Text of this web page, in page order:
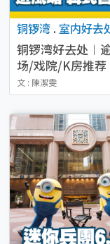
铜锣湾 . 室内好去
铜锣湾好去处︱
场/戏院/K房推荐
文 : 陳潔雯